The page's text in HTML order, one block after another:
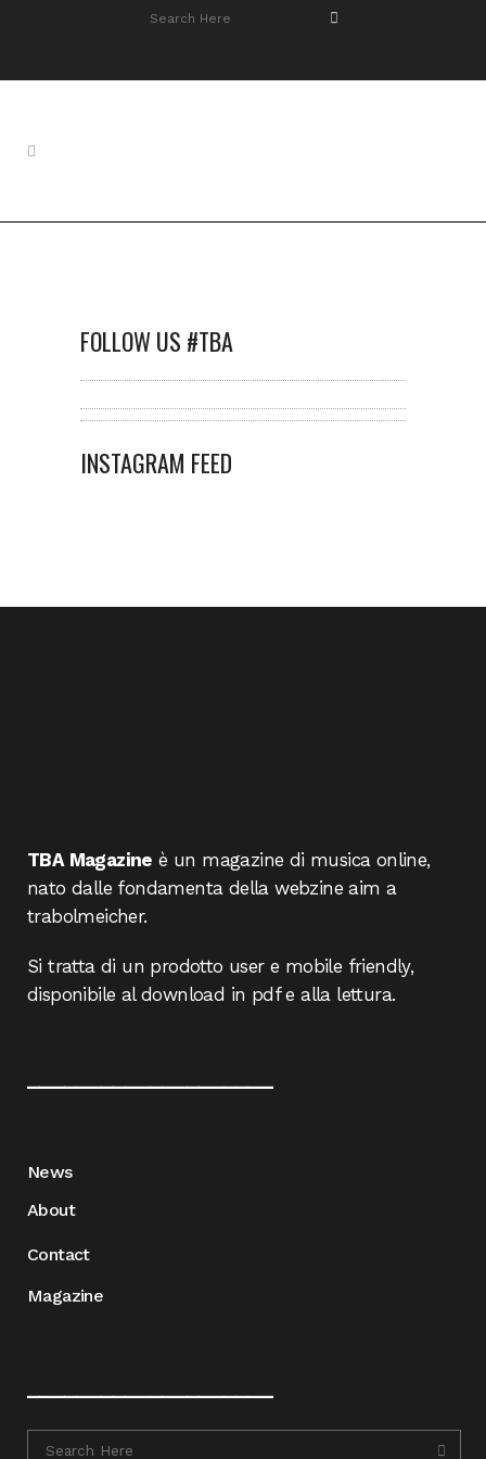
FOLLOW US #TBA
INSTAGRAM FEED
TBA Magazine è un magazine di musica online,
nato dalle fondamenta della webzine aim a
trabolmeicher.
Si tratta di un prodotto user e mobile friendly,
disponibile al download in pdf e alla lettura.
News
About
Contact
Magazine